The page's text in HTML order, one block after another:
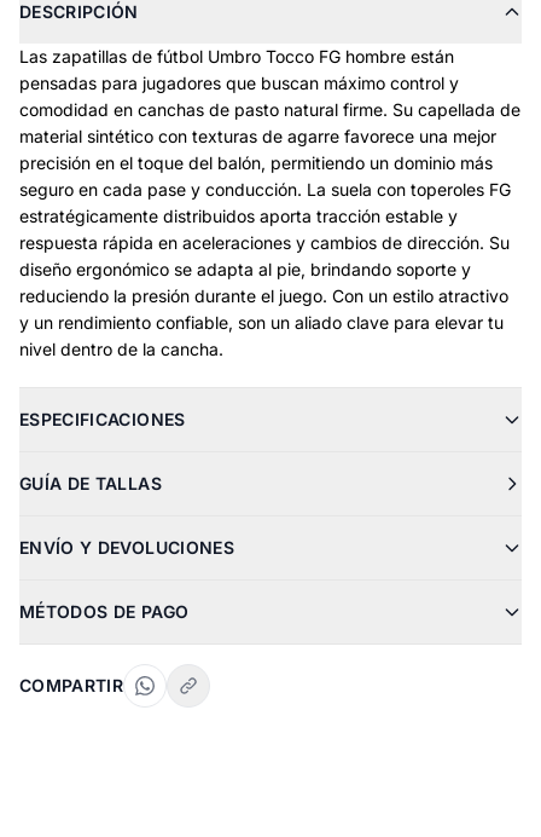
DESCRIPCIÓN
Las zapatillas de fútbol Umbro Tocco FG hombre están
pensadas para jugadores que buscan máximo control y
comodidad en canchas de pasto natural firme. Su capellada de
material sintético con texturas de agarre favorece una mejor
precisión en el toque del balón, permitiendo un dominio más
seguro en cada pase y conducción. La suela con toperoles FG
estratégicamente distribuidos aporta tracción estable y
respuesta rápida en aceleraciones y cambios de dirección. Su
diseño ergonómico se adapta al pie, brindando soporte y
reduciendo la presión durante el juego. Con un estilo atractivo
y un rendimiento confiable, son un aliado clave para elevar tu
nivel dentro de la cancha.
ESPECIFICACIONES
GUÍA DE TALLAS
ENVÍO Y DEVOLUCIONES
MÉTODOS DE PAGO
COMPARTIR